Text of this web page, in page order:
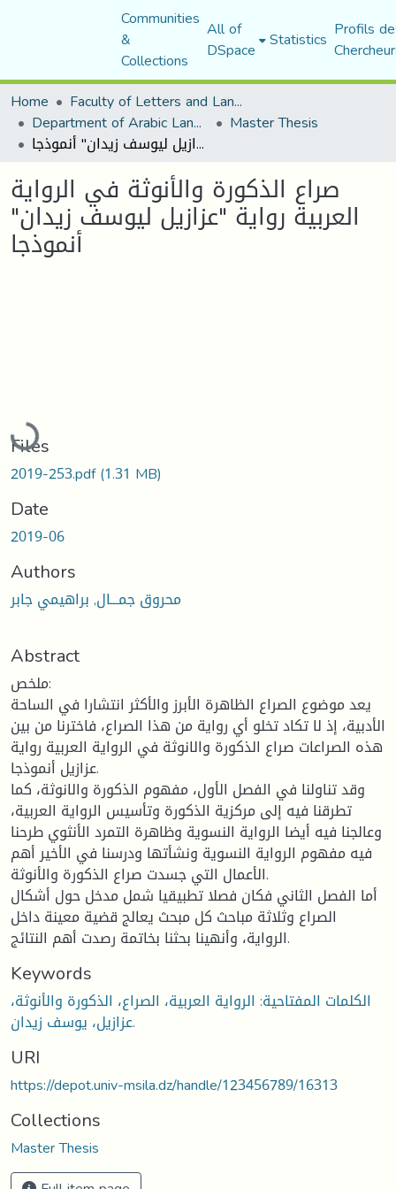
Communities
&
Collections
All of
DSpace Statistics Profils
Home
Faculty of Letters and Languages
Department of Arabic Language and Literature Master Thesis
صراع الذكورة والأنوثة في الرواية العربية رواية "عزازيل ليوسف زيدان" أنموذجا
صراع الذكورة والأنوثة في الرواية
العربية رواية "عزازيل ليوسف زيدان"
أنموذجا
Loading...
Files
2019-253.pdf(1.31 MB)
Date
2019-06
Authors
محروق جمـــال, براهيمي جابر
Abstract
ملخص:
يعد موضوع الصراع الظاهرة الأبرز والأكثر انتشارا في الساحة
الأدبية، إذ لا تكاد تخلو أي رواية من هذا الصراع، فاخترنا من بين
هذه الصراعات صراع الذكورة والانوثة في الرواية العربية رواية
عزازيل أنموذجا.
وقد تناولنا في الفصل الأول، مفهوم الذكورة والانوثة، كما
تطرقنا فيه إلى مركزية الذكورة وتأسيس الرواية العربية،
وعالجنا فيه أيضا الرواية النسوية وظاهرة التمرد الأنثوي طرحنا
فيه مفهوم الرواية النسوية ونشأتها ودرسنا في الأخير أهم
الأعمال التي جسدت صراع الذكورة والأنوثة.
أما الفصل الثاني فكان فصلا تطبيقيا شمل مدخل حول أشكال
الصراع وثلاثة مباحث كل مبحث يعالج قضية معينة داخل
الرواية، وأنهينا بحثنا بخاتمة رصدت أهم النتائج.
Keywords
الكلمات المفتاحية: الرواية العربية، الصراع، الذكورة والأنوثة،
عزازيل، يوسف زيدان.
URI
https://depot.univ-msila.dz/handle/123456789/16313
Collections
Master Thesis